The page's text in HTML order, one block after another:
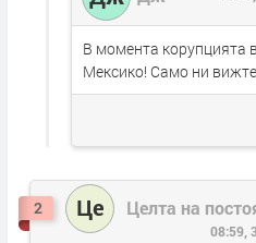
В момента корупцията
Мексико! Само ни
2 Це Целта на
08:59,